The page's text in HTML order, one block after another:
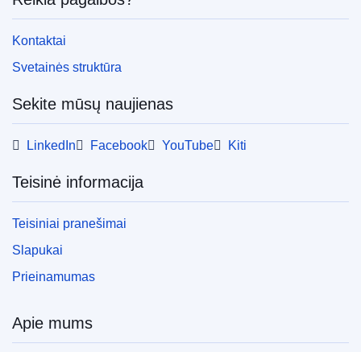
Kontaktai
Svetainės struktūra
Sekite mūsų naujienas
LinkedIn Facebook YouTube Kiti
Teisinė informacija
Teisiniai pranešimai
Slapukai
Prieinamumas
Apie mums